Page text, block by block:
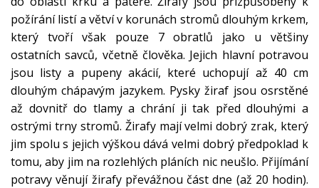
požírání listí a větví v korunách stromů dlouhým krkem,
který tvoří však pouze 7 obratlů jako u většiny
ostatních savců, včetně člověka. Jejich hlavní potravou
jsou listy a pupeny akácií, které uchopují až 40 cm
dlouhým chápavým jazykem. Pysky žiraf jsou osrstěné
až dovnitř do tlamy a chrání ji tak před dlouhými a
ostrými trny stromů. Žirafy mají velmi dobrý zrak, který
jim spolu s jejich výškou dává velmi dobrý předpoklad k
tomu, aby jim na rozlehlých pláních nic neušlo. Přijímání
potravy věnují žirafy převážnou část dne (až 20 hodin).